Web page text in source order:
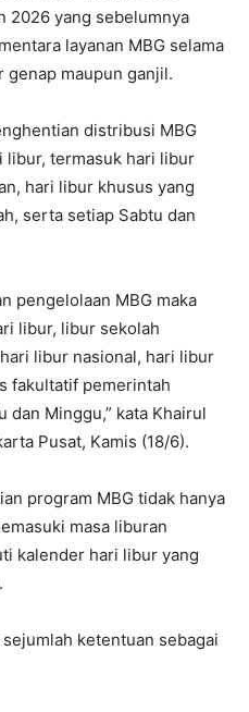
2026 yang sebelumnya
layanan MBG selama
genap maupun ganjil.
distribusi MBG
libur, termasuk hari libur
hari libur khusus yang
serta setiap Sabtu dan
pengelolaan MBG maka
libur, libur sekolah
libur nasional, hari libur
fakultatif pemerintah
Minggu,” kata Khairul
Pusat, Kamis (18/6).
program MBG tidak hanya
masa liburan
kalender hari libur yang
ketentuan sebagai